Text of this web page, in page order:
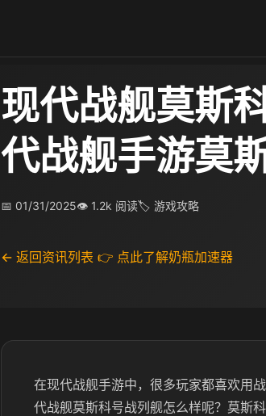
现代战舰莫斯
代战舰手游莫
📅 01/31/2025👁 1.2k 阅读🏷 游戏攻略
← 返回资讯列表 👉 点此了解奶瓶加速器
在现代战舰手游中，很多玩家都喜欢用
代战舰莫斯科号战列舰怎么样呢？莫斯